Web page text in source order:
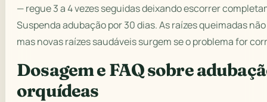
— regue 3 a 4 vezes seguidas deixando escorrer
Suspenda adubação por 30 dias. As raízes queimadas
mas novas raízes saudáveis surgem se o problema for
Dosagem e FAQ sobre
orquídeas